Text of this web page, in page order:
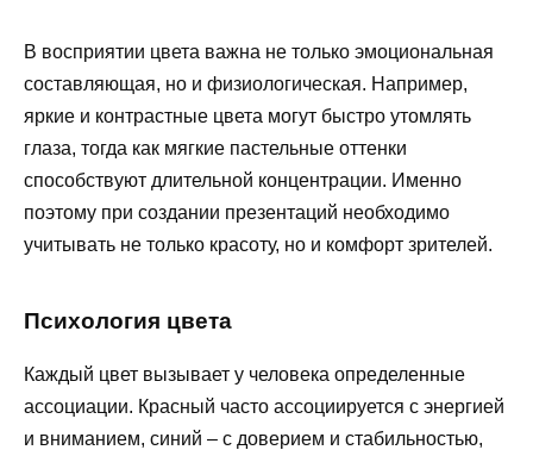
В восприятии цвета важна не только эмоциональная
составляющая, но и физиологическая. Например,
яркие и контрастные цвета могут быстро утомлять
глаза, тогда как мягкие пастельные оттенки
способствуют длительной концентрации. Именно
поэтому при создании презентаций необходимо
учитывать не только красоту, но и комфорт зрителей.
Психология цвета
Каждый цвет вызывает у человека определенные
ассоциации. Красный часто ассоциируется с энергией
и вниманием, синий – с доверием и стабильностью,